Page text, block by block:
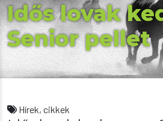
Idős lovak
Senior pellet
Hírek, cikkek